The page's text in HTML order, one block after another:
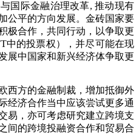
国际金融治理改革,推动现有
公平的方向发展。金砖国家要
极合作，共同行动，以争取更
中的投票权），并尽可能在现
展中国家和新兴经济体争取更
西方的金融制裁，增加抵御外
经济合作当中应该尝试更多通
易，亦可考虑研究建立跨境支
间的跨境投融资合作和贸易合